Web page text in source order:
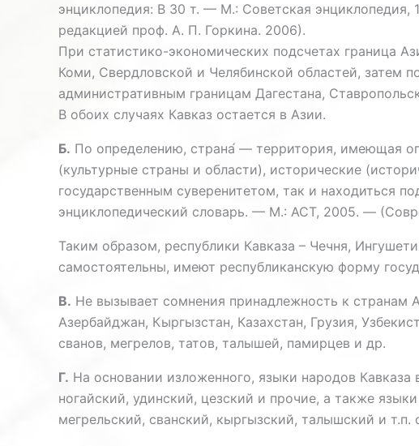
энциклопедия: В 30 т. — М.: Советская
редакцией проф. А. П. Горкина. 2006).
При статистико-экономических подсчетах граница
Коми, Свердловской и Челябинской областей, затем
административным границам Дагестана,
В обоих случаях Кавказ остается в Азии.
Б. По определению, страна́ — территория, имеющая
(культурные страны и области), исторические
государственным суверенитетом, так и находиться
энциклопедический словарь. — М.: АСТ, 2005. —
Таким образом, республики Кавказа – Чечня,
самостоятельны, имеют республиканскую форму
В. Не вызывает сомнения принадлежность к странам
Азербайджан, Кыргызстан, Казахстан, Грузия,
сванов, мегрелов, татов, талышей, памирцев и др.
Г. На основании изложенного, языки народов
ногайский, удинский, цезский и прочие, а также
мегрельский, сванский, кыргызский, талышский и т.п.